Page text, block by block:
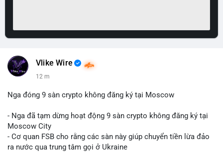
Vlike Wire
12 m
Nga đóng 9 sàn crypto không đăng ký tại Moscow
- Nga đã tạm dừng hoạt động 9 sàn crypto không đăng ký tại
Moscow City
- Cơ quan FSB cho rằng các sàn này giúp chuyển tiền lừa đảo
ra nước qua trung tâm gọi ở Ukraine